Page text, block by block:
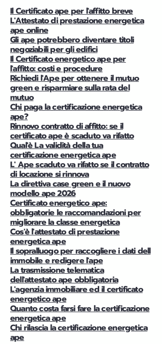
Il Certificato ape per l'affitto breve
L'Attestato di prestazione energetica
ape online
Gli ape potrebbero diventare titoli
negoziabili per gli edifici
Il Certificato energetico ape per
l'affitto: costi e procedure
Richiedi l'Ape per ottenere il mutuo
green e risparmiare sulla rata del
mutuo
Chi paga la certificazione energetica
ape?
Rinnovo contratto di affitto: se il
certificato ape è scaduto va rifatto
Qual'è La validità della tua
certificazione energetica ape
L' Ape scaduto va rifatto se il contratto
di locazione si rinnova
La direttiva case green e il nuovo
modello ape 2026
Certificato energetico ape:
obbligatorie le raccomandazioni per
migliorare la classe energetica
Cos'è l'attestato di prestazione
energetica ape
Il sopralluogo per raccogliere i dati dell
immobile e redigere l'ape
La trasmissione telematica
dell'attestato ape obbligatoria
L'agenzia immobiliare ed il certificato
energetico ape
Quanto costa farsi fare la certificazione
energetica ape
Chi rilascia la certificazione energetica
ape